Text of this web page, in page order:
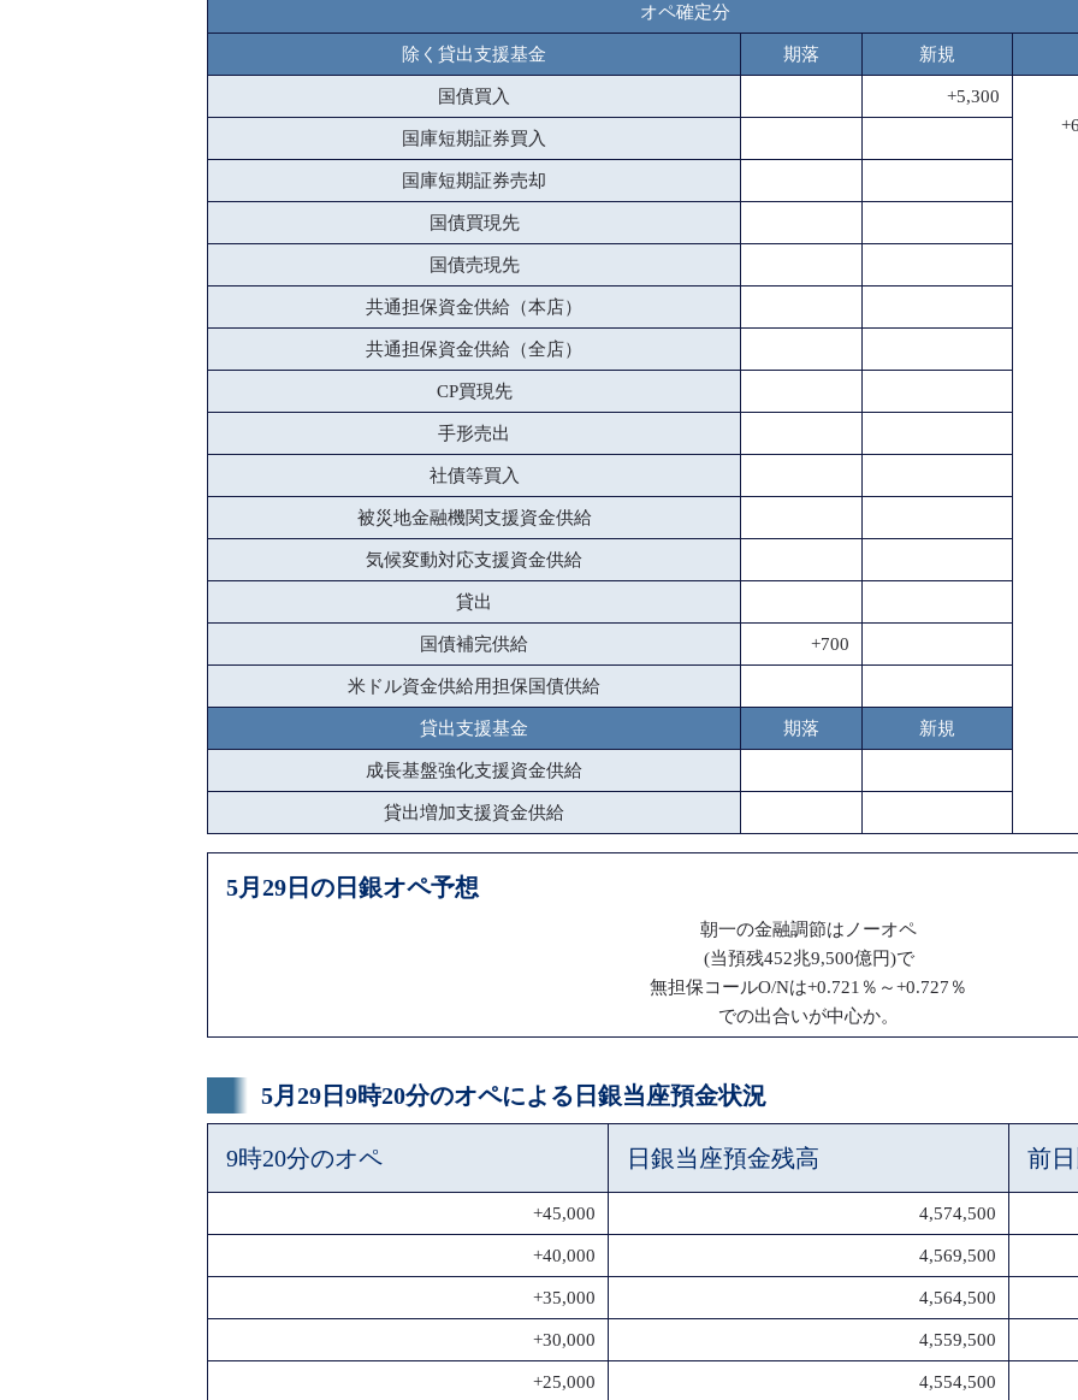
オペ確定分
除く貸出支援基金 期落 新規
国債買入 +5,300
国庫短期証券買入
国庫短期証券売却
国債買現先
国債売現先
共通担保資金供給（本店）
共通担保資金供給（全店）
CP買現先
手形売出
社債等買入
被災地金融機関支援資金供給
気候変動対応支援資金供給
貸出
国債補完供給 +700
米ドル資金供給用担保国債供給
貸出支援基金 期落 新規
成長基盤強化支援資金供給
貸出増加支援資金供給
5月29日の日銀オペ予想
朝一の金融調節はノーオペ
(当預残452兆9,500億円)で
無担保コールO/Nは+0.721％～+0.727％
での出合いが中心か。
5月29日9時20分のオペによる日銀当座預金状況
9時20分のオペ 日銀当座預金残高 前
+45,000 4,574,500
+40,000 4,569,500
+35,000 4,564,500
+30,000 4,559,500
+25,000 4,554,500